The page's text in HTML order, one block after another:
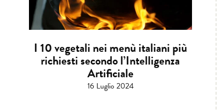
I 10 vegetali nei menù italiani più
richiesti secondo l’Intelligenza
Artificiale
16 Luglio 2024